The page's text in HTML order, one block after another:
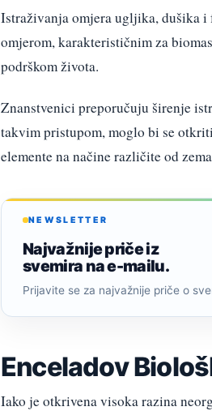
Istraživanja omjera ugljika, dušika i
omjerom, karakterističnim za
podrškom života.
Znanstvenici preporučuju širenje
takvim pristupom, moglo bi se
elemente na načine različite od
NEWSLETTER
Najvažnije priče iz
svemira na e-mailu.
Prijavite se za najvažnije priče o
Enceladov
Iako je otkrivena visoka razina